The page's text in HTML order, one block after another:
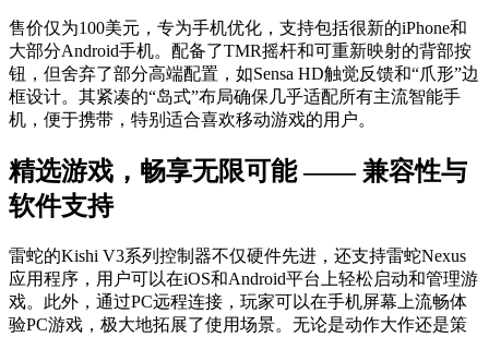
售价仅为100美元，专为手机优化，支持包括很新的iPhone和
大部分Android手机。配备了TMR摇杆和可重新映射的背部按
钮，但舍弃了部分高端配置，如Sensa HD触觉反馈和“爪形”边
框设计。其紧凑的“岛式”布局确保几乎适配所有主流智能手
机，便于携带，特别适合喜欢移动游戏的用户。
精选游戏，畅享无限可能 —— 兼容性与
软件支持
雷蛇的Kishi V3系列控制器不仅硬件先进，还支持雷蛇Nexus
应用程序，用户可以在iOS和Android平台上轻松启动和管理游
戏。此外，通过PC远程连接，玩家可以在手机屏幕上流畅体
验PC游戏，极大地拓展了使用场景。无论是动作大作还是策